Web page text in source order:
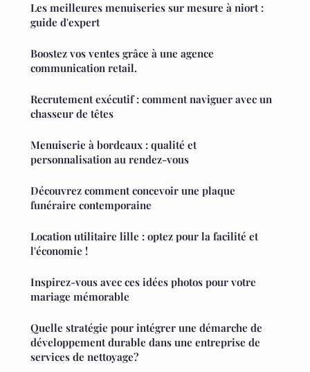
Les meilleures menuiseries sur mesure à niort :
guide d'expert
Boostez vos ventes grâce à une agence
communication retail.
Recrutement exécutif : comment naviguer avec un
chasseur de têtes
Menuiserie à bordeaux : qualité et
personnalisation au rendez-vous
Découvrez comment concevoir une plaque
funéraire contemporaine
Location utilitaire lille : optez pour la facilité et
l'économie !
Inspirez-vous avec ces idées photos pour votre
mariage mémorable
Quelle stratégie pour intégrer une démarche de
développement durable dans une entreprise de
services de nettoyage?